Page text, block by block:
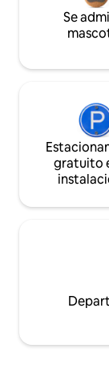
Se
gratuito